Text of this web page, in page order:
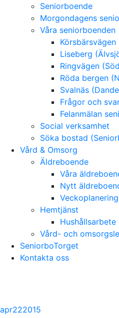
Seniorboende
Morgondagens
Våra seniorboenden
Körsbärsvägen
Liseberg
Ringvägen
Röda bergen
Svalnäs
Frågor och
Felanmälan
Social verksamhet
Söka bostad
Vård & Omsorg
Äldreboende
Våra
Nytt
Veckoplanering
Hemtjänst
Hushållsarbete
Vård- och
SeniorboTorget
Kontakta oss
apr222015